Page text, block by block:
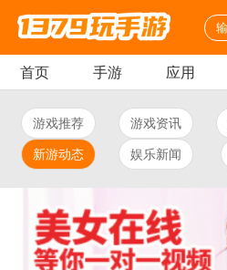
首页 手游 应用
游戏推荐 游戏资讯
新游动态
娱乐新闻